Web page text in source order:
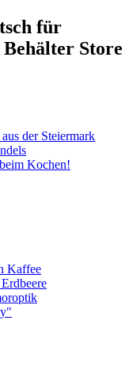
für
Store
der Steiermark
Kochen!
Kaffee